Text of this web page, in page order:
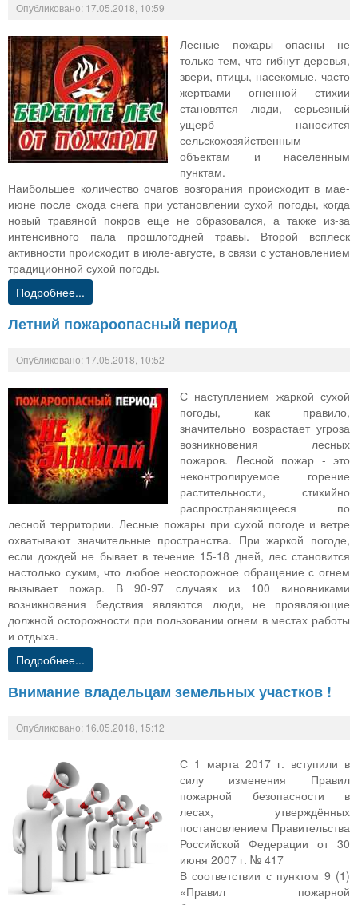
Опубликовано: 17.05.2018, 10:59
Лесные пожары опасны не
только тем, что гибнут деревья,
звери, птицы, насекомые, часто
жертвами огненной стихии
становятся люди, серьезный
ущерб наносится
сельскохозяйственным
объектам и населенным
пунктам.
Наибольшее количество очагов возгорания происходит в мае-
июне после схода снега при установлении сухой погоды, когда
новый травяной покров еще не образовался, а также из-за
интенсивного пала прошлогодней травы. Второй всплеск
активности происходит в июле-августе, в связи с установлением
традиционной сухой погоды.
Подробнее...
Летний пожароопасный период
Опубликовано: 17.05.2018, 10:52
С наступлением жаркой сухой
погоды, как правило,
значительно возрастает угроза
возникновения лесных
пожаров. Лесной пожар - это
неконтролируемое горение
растительности, стихийно
распространяющееся по
лесной территории. Лесные пожары при сухой погоде и ветре
охватывают значительные пространства. При жаркой погоде,
если дождей не бывает в течение 15-18 дней, лес становится
настолько сухим, что любое неосторожное обращение с огнем
вызывает пожар. В 90-97 случаях из 100 виновниками
возникновения бедствия являются люди, не проявляющие
должной осторожности при пользовании огнем в местах работы
и отдыха.
Подробнее...
Внимание владельцам земельных участков !
Опубликовано: 16.05.2018, 15:12
С 1 марта 2017 г. вступили в
силу изменения Правил
пожарной безопасности в
лесах, утверждённых
постановлением Правительства
Российской Федерации от 30
июня 2007 г. № 417
В соответствии с пунктом 9 (1)
«Правил пожарной